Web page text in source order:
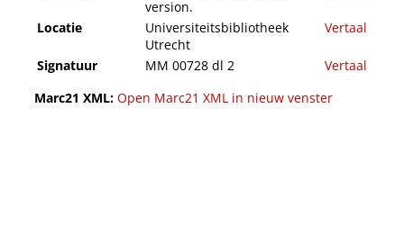
version.
Locatie
Universiteitsbibliotheek
Utrecht
Vertaal
Signatuur MM 00728 dl 2
Vertaal
Marc21 XML: Open Marc21 XML in nieuw venster